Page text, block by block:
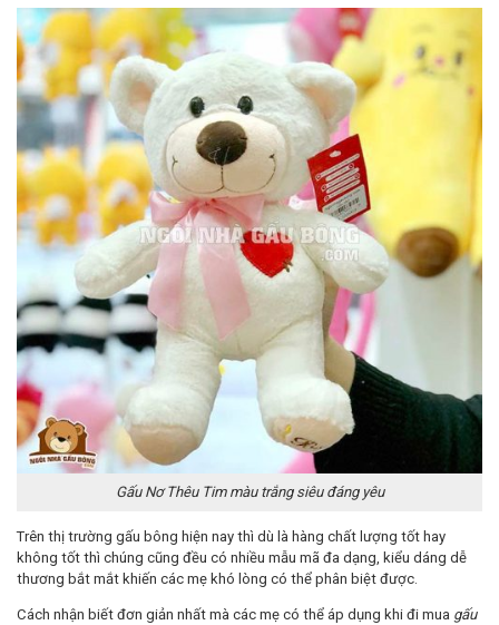
Gấu Nơ Thêu Tim màu trắng siêu đáng yêu
Trên thị trường gấu bông hiện nay thì dù là hàng chất lượng tốt hay
không tốt thì chúng cũng đều có nhiều mẫu mã đa dạng, kiểu dáng dễ
thương bắt mắt khiến các mẹ khó lòng có thể phân biệt được.
Cách nhận biết đơn giản nhất mà các mẹ có thể áp dụng khi đi mua gấu